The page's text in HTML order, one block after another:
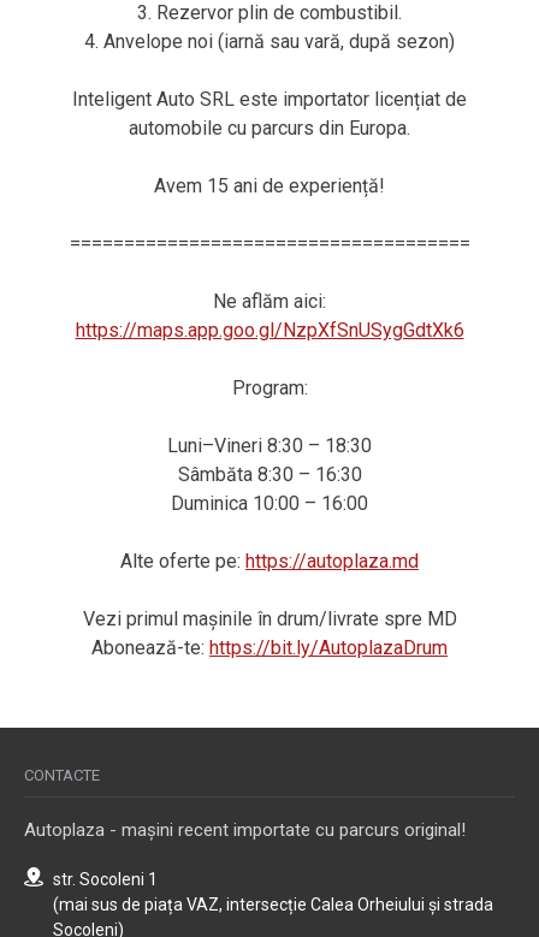
3. Rezervor plin de combustibil.
4. Anvelope noi (iarnă sau vară, după sezon)
Inteligent Auto SRL este importator licențiat de
automobile cu parcurs din Europa.
Avem 15 ani de experiență!
=====================================
Ne aflăm aici:
https://maps.app.goo.gl/NzpXfSnUSygGdtXk6
Program:
Luni–Vineri 8:30 – 18:30
Sâmbăta 8:30 – 16:30
Duminica 10:00 – 16:00
Alte oferte pe: https://autoplaza.md
Vezi primul mașinile în drum/livrate spre MD
Abonează-te: https://bit.ly/AutoplazaDrum
CONTACTE
Autoplaza - mașini recent importate cu parcurs original!
str. Socoleni 1
(mai sus de piața VAZ, intersecție Calea Orheiului și strada
Socoleni)